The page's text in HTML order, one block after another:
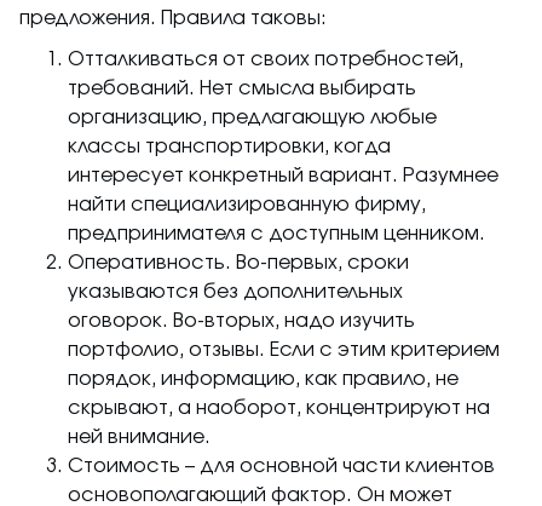
предложения. Правила таковы:
Отталкиваться от своих потребностей,
требований. Нет смысла выбирать
организацию, предлагающую любые
классы транспортировки, когда
интересует конкретный вариант. Разумнее
найти специализированную фирму,
предпринимателя с доступным ценником.
Оперативность. Во-первых, сроки
указываются без дополнительных
оговорок. Во-вторых, надо изучить
портфолио, отзывы. Если с этим критерием
порядок, информацию, как правило, не
скрывают, а наоборот, концентрируют на
ней внимание.
Стоимость – для основной части клиентов
основополагающий фактор. Он может